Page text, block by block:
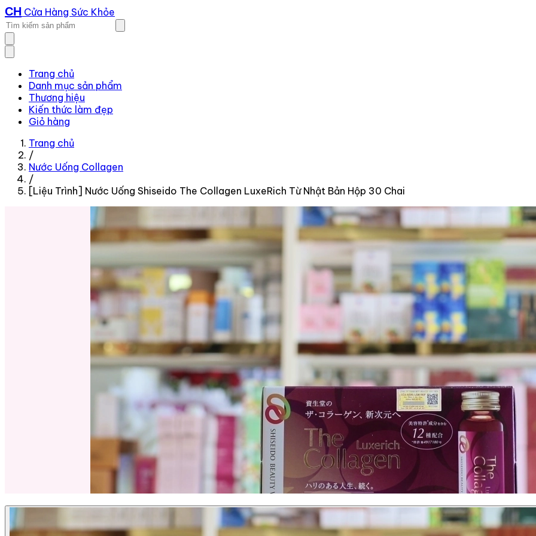
CH Cửa Hàng Sức Khỏe
Trang chủ
Danh mục sản phẩm
Thương hiệu
Kiến thức làm đẹp
Giỏ hàng
Trang chủ
/
Nước Uống Collagen
/
[Liệu Trình] Nước Uống Shiseido The Collagen LuxeRich Từ Nhật Bản Hộp 30 Chai